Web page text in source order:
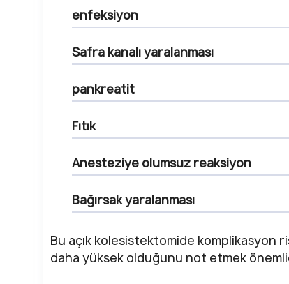
enfeksiyon
Safra kanalı yaralanması
pankreatit
Fıtık
Anesteziye olumsuz reaksiyon
Bağırsak yaralanması
Bu açık kolesistektomide
daha yüksek olduğunu not etmek